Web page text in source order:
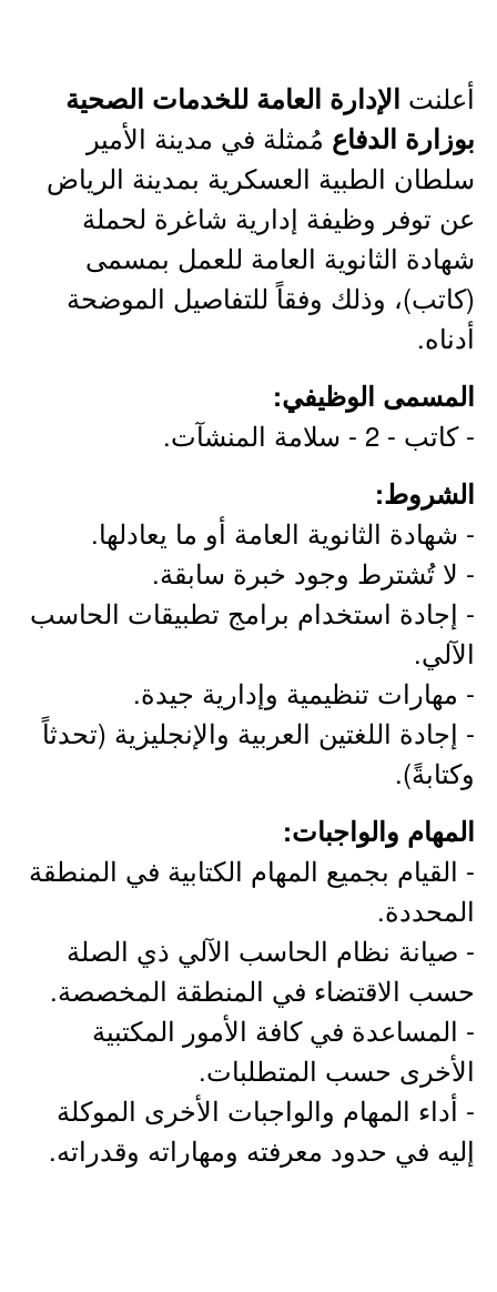
أعلنت الإدارة العامة للخدمات الصحية
بوزارة الدفاع مُمثلة في مدينة الأمير
سلطان الطبية العسكرية بمدينة الرياض
عن توفر وظيفة إدارية شاغرة لحملة
شهادة الثانوية العامة للعمل بمسمى
(كاتب)، وذلك وفقاً للتفاصيل الموضحة
أدناه.
المسمى الوظيفي:
- كاتب - 2 - سلامة المنشآت.
الشروط:
- شهادة الثانوية العامة أو ما يعادلها.
- لا تُشترط وجود خبرة سابقة.
- إجادة استخدام برامج تطبيقات الحاسب
الآلي.
- مهارات تنظيمية وإدارية جيدة.
- إجادة اللغتين العربية والإنجليزية (تحدثاً
وكتابةً).
المهام والواجبات:
- القيام بجميع المهام الكتابية في المنطقة
المحددة.
- صيانة نظام الحاسب الآلي ذي الصلة
حسب الاقتضاء في المنطقة المخصصة.
- المساعدة في كافة الأمور المكتبية
الأخرى حسب المتطلبات.
- أداء المهام والواجبات الأخرى الموكلة
إليه في حدود معرفته ومهاراته وقدراته.